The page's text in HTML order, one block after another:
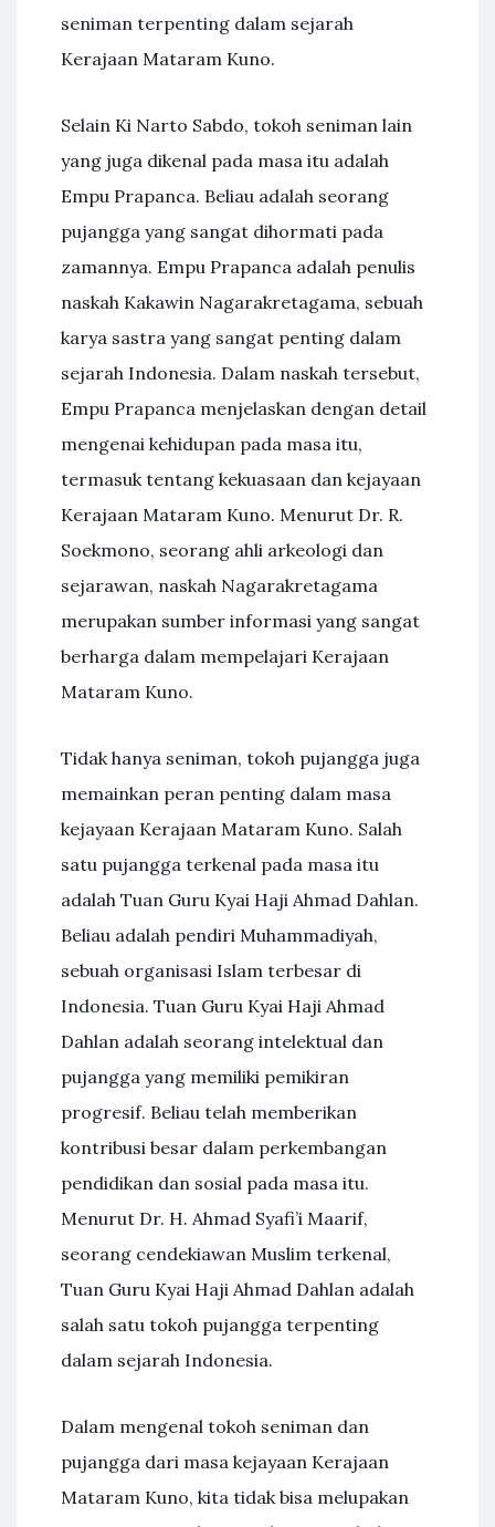
seniman terpenting dalam sejarah
Kerajaan Mataram Kuno.
Selain Ki Narto Sabdo, tokoh seniman lain
yang juga dikenal pada masa itu adalah
Empu Prapanca. Beliau adalah seorang
pujangga yang sangat dihormati pada
zamannya. Empu Prapanca adalah penulis
naskah Kakawin Nagarakretagama, sebuah
karya sastra yang sangat penting dalam
sejarah Indonesia. Dalam naskah tersebut,
Empu Prapanca menjelaskan dengan detail
mengenai kehidupan pada masa itu,
termasuk tentang kekuasaan dan kejayaan
Kerajaan Mataram Kuno. Menurut Dr. R.
Soekmono, seorang ahli arkeologi dan
sejarawan, naskah Nagarakretagama
merupakan sumber informasi yang sangat
berharga dalam mempelajari Kerajaan
Mataram Kuno.
Tidak hanya seniman, tokoh pujangga juga
memainkan peran penting dalam masa
kejayaan Kerajaan Mataram Kuno. Salah
satu pujangga terkenal pada masa itu
adalah Tuan Guru Kyai Haji Ahmad Dahlan.
Beliau adalah pendiri Muhammadiyah,
sebuah organisasi Islam terbesar di
Indonesia. Tuan Guru Kyai Haji Ahmad
Dahlan adalah seorang intelektual dan
pujangga yang memiliki pemikiran
progresif. Beliau telah memberikan
kontribusi besar dalam perkembangan
pendidikan dan sosial pada masa itu.
Menurut Dr. H. Ahmad Syafi’i Maarif,
seorang cendekiawan Muslim terkenal,
Tuan Guru Kyai Haji Ahmad Dahlan adalah
salah satu tokoh pujangga terpenting
dalam sejarah Indonesia.
Dalam mengenal tokoh seniman dan
pujangga dari masa kejayaan Kerajaan
Mataram Kuno, kita tidak bisa melupakan